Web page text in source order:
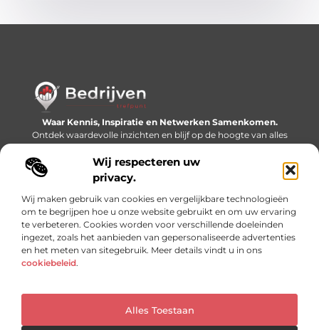
Wij respecteren uw
privacy.
Wij maken gebruik van cookies en vergelijkbare technologieën
om te begrijpen hoe u onze website gebruikt en om uw ervaring
te verbeteren. Cookies worden voor verschillende doeleinden
ingezet, zoals het aanbieden van gepersonaliseerde advertenties
en het meten van sitegebruik. Meer details vindt u in ons
cookiebeleid.
Alles Toestaan
Waar Kennis, Inspiratie en Netwerken Samenkomen.
Ontdek waardevolle inzichten en blijf op de hoogte van alles
wat er speelt in de wereld.
Bericht categorie
Onze informatie